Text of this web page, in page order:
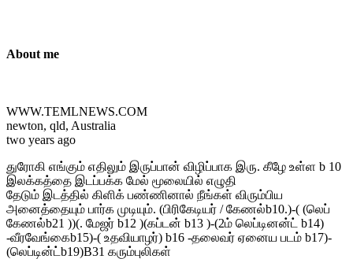
About me
WWW.TEMLNEWS.COM
newton, qld, Australia
two years ago
துரோகி எங்கும் எதிலும் இருப்பான் விழிப்பாக இரு. கீழே உள்ள b 10
இலக்கத்தை இடப்பக்க மேல் மூலையில் எழுதி
தேடும் இடத்தில் கிளிக் பண்ணினால் நீங்கள் விரும்பிய
அனைத்தையும் பார்க முடியும். (பிரிகேடியர் / கேணல்b10.)-( (லெப்
கேணல்b21 ))(. மேஜர் b12 )(கப்டன் b13 )-(2ம் லெப்டினன்ட் b14)
-வீரவேங்கைb15)-( உதவியாழர்) b16 -தலைவர் ஏனைய படம் b17)-
(லெப்டின்ட்b19)B31 கரும்புலிகள்